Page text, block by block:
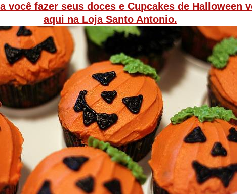
você fazer seus doces e Cupcakes de Halloween
aqui na Loja Santo Antonio.